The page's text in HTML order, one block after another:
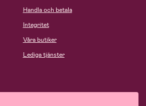
Handla och betala
Integritet
Våra butiker
Lediga tjänster